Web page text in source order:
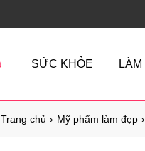
SỨC KHỎE
Trang chủ Mỹ phẩm làm đẹp